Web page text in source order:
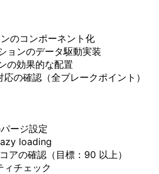
のコンポーネント化
ョンのデータ駆動実装
の効果的な配置
の確認（全ブレークポイント）
ージ設定
loading
アの確認（目標：90 以上）
ィチェック